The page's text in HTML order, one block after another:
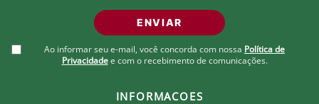
ENVIAR
Ao informar seu e-mail, você concorda com nossa Política de
Privacidade e com o recebimento de comunicações.
INFORMACOES